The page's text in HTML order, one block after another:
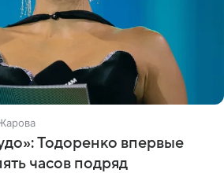
Тодоренко впервые
часов подряд